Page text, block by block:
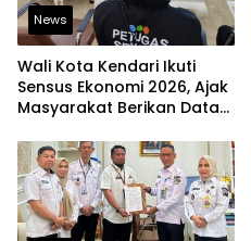
News
Wali Kota Kendari Ikuti
Sensus Ekonomi 2026, Ajak
Masyarakat Berikan Data